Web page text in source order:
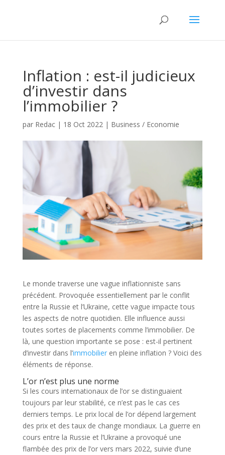
Inflation : est-il judicieux
d’investir dans
l’immobilier ?
par Redac| 18 Oct 2022| Business / Economie
Le monde traverse une vague inflationniste sans
précédent. Provoquée essentiellement par le conflit
entre la Russie et l’Ukraine, cette vague impacte tous
les aspects de notre quotidien. Elle influence aussi
toutes sortes de placements comme l’immobilier. De
là, une question importante se pose : est-il pertinent
d’investir dans l’immobilieren pleine inflation ? Voici des
éléments de réponse.
L’or n’est plus une norme
Si les cours internationaux de l’or se distinguaient
toujours par leur stabilité, ce n’est pas le cas ces
derniers temps. Le prix local de l’or dépend largement
des prix et des taux de change mondiaux. La guerre en
cours entre la Russie et l’Ukraine a provoqué une
flambée des prix de l’or vers mars 2022, suivie d’une